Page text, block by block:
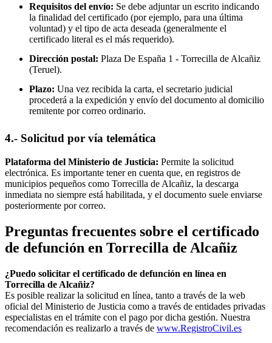
Requisitos del envío: Se debe adjuntar un escrito indicando
la finalidad del certificado (por ejemplo, para una última
voluntad) y el tipo de acta deseada (generalmente el
certificado literal es el más requerido).
Dirección postal: Plaza De España 1 - Torrecilla de Alcañiz
(Teruel).
Plazo: Una vez recibida la carta, el secretario judicial
procederá a la expedición y envío del documento al domicilio
remitente por correo ordinario.
4.- Solicitud por vía telemática
Plataforma del Ministerio de Justicia: Permite la solicitud
electrónica. Es importante tener en cuenta que, en registros de
municipios pequeños como Torrecilla de Alcañiz, la descarga
inmediata no siempre está habilitada, y el documento suele enviarse
posteriormente por correo.
Preguntas frecuentes sobre el certificado
de defunción en Torrecilla de Alcañiz
¿Puedo solicitar el certificado de defunción en línea en
Torrecilla de Alcañiz?
Es posible realizar la solicitud en línea, tanto a través de la web
oficial del Ministerio de Justicia como a través de entidades privadas
especialistas en el trámite con el pago por dicha gestión. Nuestra
recomendación es realizarlo a través de www.RegistroCivil.es